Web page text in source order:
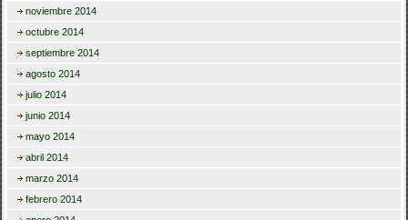
noviembre 2014
octubre 2014
septiembre 2014
agosto 2014
julio 2014
junio 2014
mayo 2014
abril 2014
marzo 2014
febrero 2014